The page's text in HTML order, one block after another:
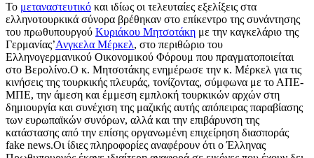
Το μεταναστευτικό και ιδίως οι τελευταίες εξελίξεις στα
ελληνοτουρκικά σύνορα βρέθηκαν στο επίκεντρο της συνάντησης
του πρωθυπουργού Κυριάκου Μητσοτάκη με την καγκελάριο της
Γερμανίας’Ανγκελα Μέρκελ, στο περιθώριο του
Ελληνογερμανικού Οικονομικού Φόρουμ που πραγματοποιείται
στο Βερολίνο.Ο κ. Μητσοτάκης ενημέρωσε την κ. Μέρκελ για τις
κινήσεις της τουρκικής πλευράς, τονίζοντας, σύμφωνα με το ΑΠΕ-
ΜΠΕ, την άμεση και έμμεση εμπλοκή τουρκικών αρχών στη
δημιουργία και συνέχιση της μαζικής αυτής απόπειρας παραβίασης
των ευρωπαϊκών συνόρων, αλλά και την επιβάρυνση της
κατάστασης από την επίσης οργανωμένη επιχείρηση διασποράς
fake news.Οι ίδιες πληροφορίες αναφέρουν ότι ο Έλληνας